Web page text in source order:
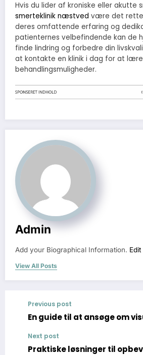
Hvis du lider af kroniske eller akutte
smerteklinik næstved være det rette
deres omfattende erfaring og
patienternes velbefindende kan de
finde lindring og forbedre din
at kontakte en klinik i dag for at
behandlingsmuligheder.
Admin
Add your Biographical Information.
View All Posts
Previous post
En guide til at ansøge om
Next post
Praktiske løsninger til